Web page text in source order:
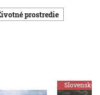
Životné prostredie
Slovensko